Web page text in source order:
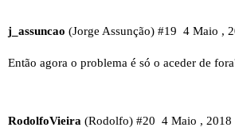
j_assuncao (Jorge Assunção) 4 Maio ,
#19
Então agora o problema é só o aceder de
RodolfoVieira (Rodolfo) 4 Maio , 2018
#20